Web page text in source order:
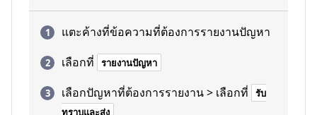
แตะค้างที่ข้อความที่ต้องการรายงานปัญหา
เลือกที่
รายงานปัญหา
เลือกปัญหาที่ต้องการรายงาน > เลือกที่
รับ
ทราบและส่ง